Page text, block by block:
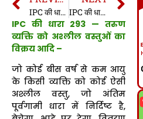
IPC की धारा 292 | धारा 292 भारतीय दण्ड संहिता | IPC Section 292 In Hindi IPC की धारा 294 | धारा 294 भारतीय दण्ड संहिता | IPC Section 294 In Hindi
IPC की धारा 293 — तरुण
व्यक्ति को अश्लील वस्तुओं का
विक्रय आदि –
जो कोई बीस वर्ष से कम आयु
के किसी व्यक्ति को कोई ऐसी
अश्लील वस्तु, जो अंतिम
पूर्वगामी धारा में निर्दिष्ट है,